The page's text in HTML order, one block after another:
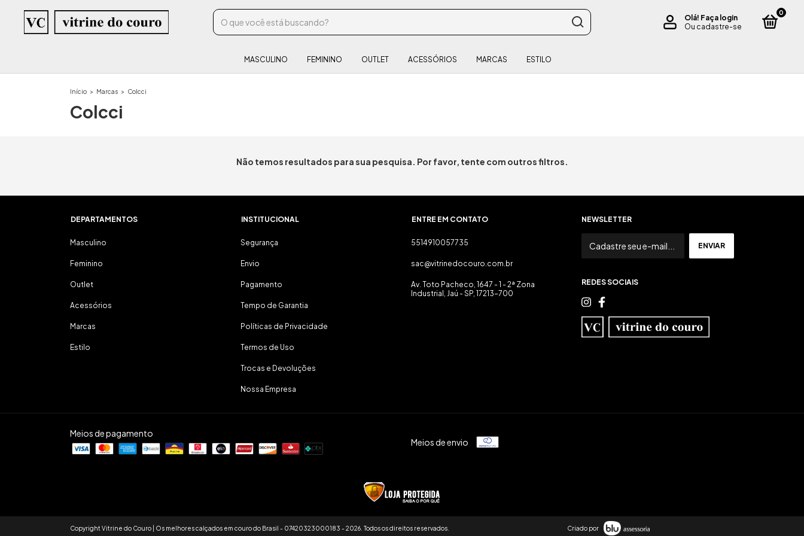
Olá! Faça login
Ou cadastre-se
0
MASCULINO FEMININO OUTLET ACESSÓRIOS MARCAS ESTILO
Início > Marcas > Colcci
Colcci
Não temos resultados para sua pesquisa. Por favor, tente com outros filtros.
DEPARTAMENTOS
Masculino
Feminino
Outlet
Acessórios
Marcas
Estilo
INSTITUCIONAL
Segurança
Envio
Pagamento
Tempo de Garantia
Políticas de Privacidade
Termos de Uso
Trocas e Devoluções
Nossa Empresa
ENTRE EM CONTATO
5514910057735
sac@vitrinedocouro.com.br
Av. Toto Pacheco, 1647 - 1 - 2ª Zona
Industrial, Jaú - SP, 17213-700
NEWSLETTER
REDES SOCIAIS
Meios de pagamento
Meios de envio
Copyright Vitrine do Couro | Os melhores calçados em couro do Brasil - 07420323000183 - 2026. Todos os direitos reservados. Criado por